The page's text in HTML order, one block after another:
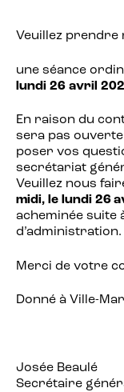
Veuillez prendre
une séance
lundi 26 avril
En raison du
sera pas
poser vos
secrétariat
Veuillez nous
midi, le lundi 26
acheminée suite
d’administration.
Merci de votre
Donné à Ville-
Josée Beaulé
Secrétaire